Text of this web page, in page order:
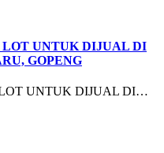
LOT UNTUK DIJUAL DI
GOPENG
UNTUK DIJUAL DI…